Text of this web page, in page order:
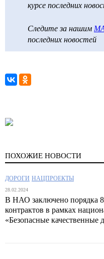
курсе последних
Следите за нашим
последних новостей
ПОХОЖИЕ НОВОСТИ
ДОРОГИ НАЦПРОЕКТЫ
28.02.2024
В НАО заключено порядка
контрактов в рамках
«Безопасные качественные